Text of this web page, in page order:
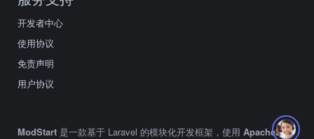
开发者中心
使用协议
免责声明
用户协议
ModStart 是一款基于 Laravel 的模块化开发框架，使用 Apache2.0